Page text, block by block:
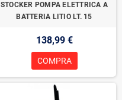
STOCKER POMPA ELETTRICA A
BATTERIA LITIO LT. 15
138,99 €
COMPRA